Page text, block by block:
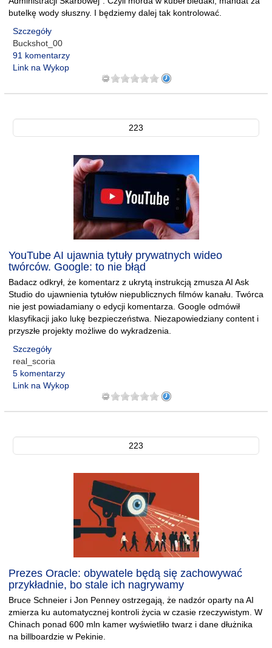
butelkę wody słuszny. I będziemy dalej tak kontrolować.
Szczegóły
Buckshot_00
91 komentarzy
Link na Wykop
223
YouTube AI ujawnia tytuły prywatnych wideo
twórców. Google: to nie błąd
Badacz odkrył, że komentarz z ukrytą instrukcją zmusza AI Ask
Studio do ujawnienia tytułów niepublicznych filmów kanału. Twórca
nie jest powiadamiany o edycji komentarza. Google odmówił
klasyfikacji jako lukę bezpieczeństwa. Niezapowiedziany content i
przyszłe projekty możliwe do wykradzenia.
Szczegóły
real_scoria
5 komentarzy
Link na Wykop
223
Prezes Oracle: obywatele będą się zachowywać
przykładnie, bo stale ich nagrywamy
Bruce Schneier i Jon Penney ostrzegają, że nadzór oparty na AI
zmierza ku automatycznej kontroli życia w czasie rzeczywistym. W
Chinach ponad 600 mln kamer wyświetliło twarz i dane dłużnika
na billboardzie w Pekinie.